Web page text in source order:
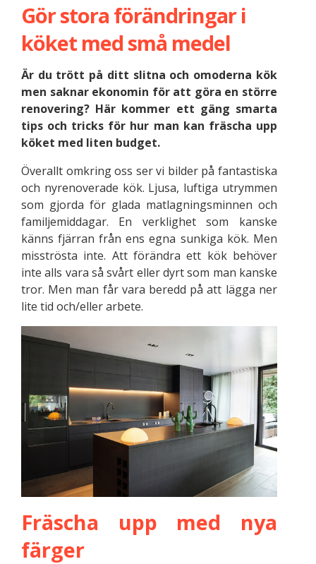
Gör stora förändringar i
köket med små medel
Är du trött på ditt slitna och omoderna kök
men saknar ekonomin för att göra en större
renovering? Här kommer ett gäng smarta
tips och tricks för hur man kan fräscha upp
köket med liten budget.
Överallt omkring oss ser vi bilder på fantastiska
och nyrenoverade kök. Ljusa, luftiga utrymmen
som gjorda för glada matlagningsminnen och
familjemiddagar. En verklighet som kanske
känns fjärran från ens egna sunkiga kök. Men
misströsta inte. Att förändra ett kök behöver
inte alls vara så svårt eller dyrt som man kanske
tror. Men man får vara beredd på att lägga ner
lite tid och/eller arbete.
Fräscha upp med nya
färger